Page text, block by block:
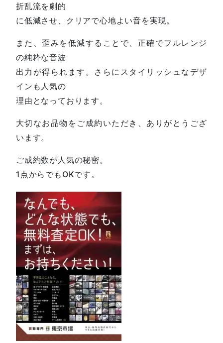
折乱流を劇的
に低減させ、クリアで心地よい音を実現。
また、歪みを低減することで、正確でフルレンジ
の純粋な音波
出力が得られます。さらにスタイリッシュなデザ
インも人気の
理由となっております。
大切なお品物をご成約いただき、ありがとうござ
います。
ご成約数が人気の秘密。
1点からでもOKです。